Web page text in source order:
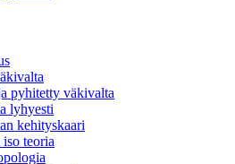
pyhitetty väkivalta
lyhyesti
kehityskaari
teoria